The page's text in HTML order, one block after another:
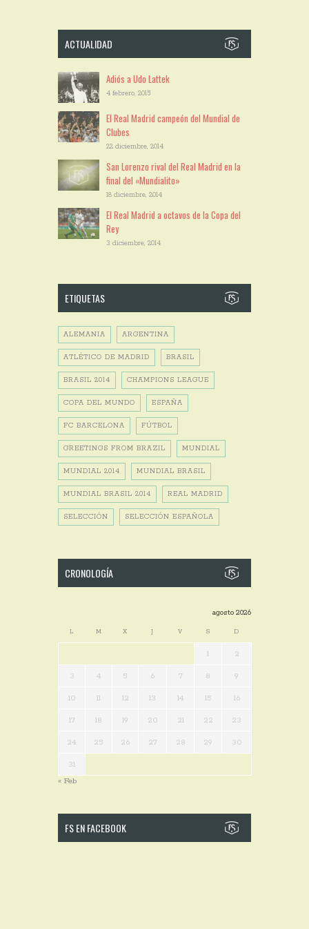
ACTUALIDAD
Adiós a Udo Lattek
4 febrero, 2015
El Real Madrid campeón del Mundial de
Clubes
22 diciembre, 2014
San Lorenzo rival del Real Madrid en la
final del «Mundialito»
18 diciembre, 2014
El Real Madrid a octavos de la Copa del
Rey
3 diciembre, 2014
ETIQUETAS
ALEMANIA ARGENTINA
ATLÉTICO DE MADRID BRASIL
BRASIL 2014 CHAMPIONS LEAGUE
COPA DEL MUNDO ESPAÑA
FC BARCELONA FÚTBOL
GREETINGS FROM BRAZIL MUNDIAL
MUNDIAL 2014 MUNDIAL BRASIL
MUNDIAL BRASIL 2014 REAL MADRID
SELECCIÓN SELECCIÓN ESPAÑOLA
CRONOLOGÍA
agosto 2026
L M X J V S D
1 2
3 4 5 6 7 8 9
10 11 12 13 14 15 16
17 18 19 20 21 22 23
24 25 26 27 28 29 30
31
« Feb
FS EN FACEBOOK